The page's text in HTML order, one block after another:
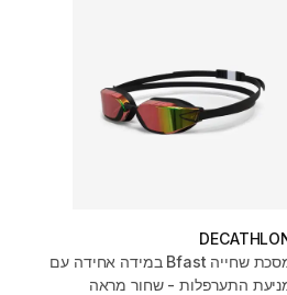
מסכת שחייה Bfast במידה אחידה עם
התערפלות - שחור מראה